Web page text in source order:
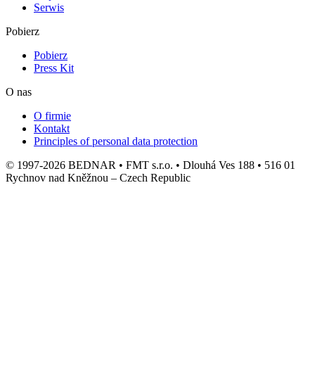
Serwis
Pobierz
Pobierz
Press Kit
O nas
O firmie
Kontakt
Principles of personal data protection
© 1997-2026 BEDNAR • FMT s.r.o. • Dlouhá Ves 188 • 516 01
Rychnov nad Kněžnou – Czech Republic